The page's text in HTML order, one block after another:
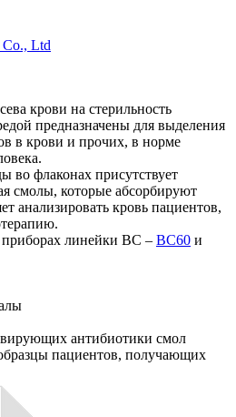
Ltd
крови на стерильность
предназначены для выделения
в крови и прочих, в норме
во флаконах присутствует
смолы, которые абсорбируют
анализировать кровь пациентов,
линейки BC – BC60 и
антибиотики смол
пациентов, получающих